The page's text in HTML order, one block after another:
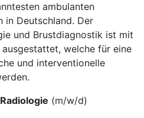
ambulanten
in Deutschland. Der
und Brustdiagnostik ist mit
welche für eine
und interventionelle
(m/w/d)